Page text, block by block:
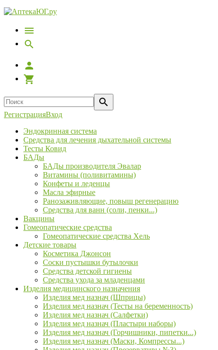
РегистрацияВход
Эндокринная система
Средства для лечения дыхательной системы
Тесты Ковид
БАДы
БАДы производителя Эвалар
Витамины (поливитамины)
Конфеты и леденцы
Масла эфирные
Ранозаживляющие, повыш регенерацию
Средства для ванн (соли, пенки...)
Вакцины
Гомеопатические средства
Гомеопатические средства Хель
Детские товары
Косметика Джонсон
Соски пустышки бутылочки
Средства детской гигиены
Средства ухода за младенцами
Изделия медицинского назначения
Изделия мед назнач (Шприцы)
Изделия мед назнач (Тесты на беременность)
Изделия мед назнач (Салфетки)
Изделия мед назнач (Пластыри наборы)
Изделия мед назнач (Горчишники, пипетки...)
Изделия мед назнач (Маски, Компрессы...)